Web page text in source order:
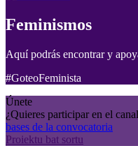
Feminismos
Aquí podrás encontrar y
#GoteoFeminista
Únete
¿Quieres participar en el
bases de la convocatoria
Proiektu bat sortu